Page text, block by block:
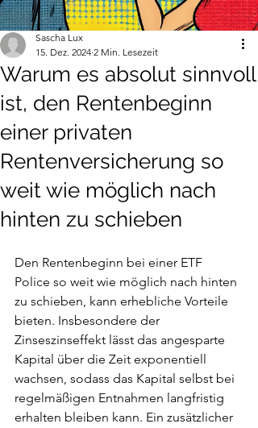
Warum es absolut sinnvoll
ist, den Rentenbeginn
einer privaten
Rentenversicherung so
weit wie möglich nach
hinten zu schieben
Sascha Lux
15. Dez. 2024 2 Min. Lesezeit
Den Rentenbeginn bei einer ETF
Police so weit wie möglich nach hinten
zu schieben, kann erhebliche Vorteile
bieten. Insbesondere der
Zinseszinseffekt lässt das angesparte
Kapital über die Zeit exponentiell
wachsen, sodass das Kapital selbst bei
regelmäßigen Entnahmen langfristig
erhalten bleiben kann. Ein zusätzlicher